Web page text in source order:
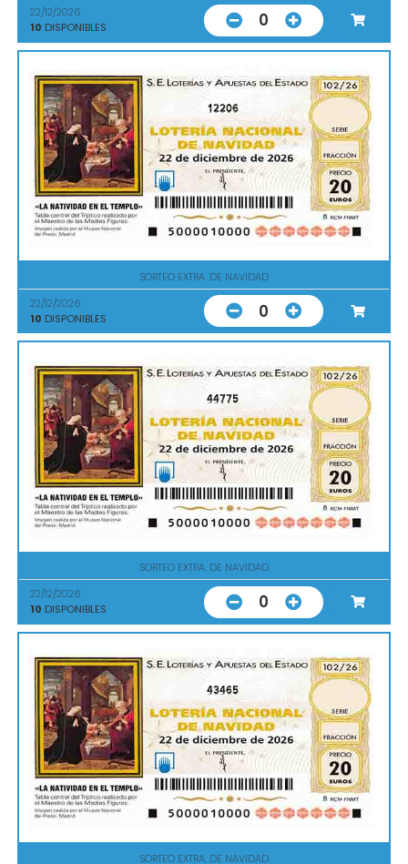
22/12/2026
10 DISPONIBLES 0
12206
SORTEO EXTRA. DE NAVIDAD
22/12/2026
10 DISPONIBLES 0
44775
SORTEO EXTRA. DE NAVIDAD
22/12/2026
10 DISPONIBLES 0
43465
SORTEO EXTRA. DE NAVIDAD